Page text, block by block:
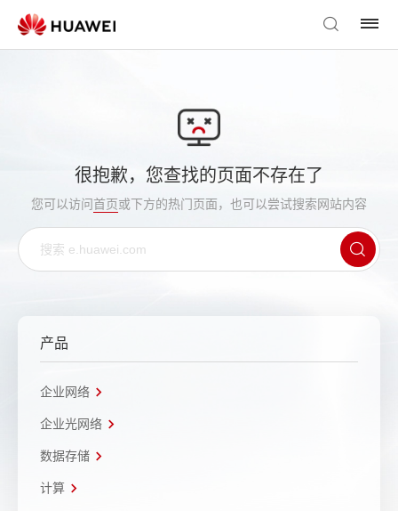
很抱歉，您查找的页面不存在了
您可以访问首页或下方的热门页面，也可以尝试搜索网站内容
产品
企业网络
企业光网络
数据存储
计算